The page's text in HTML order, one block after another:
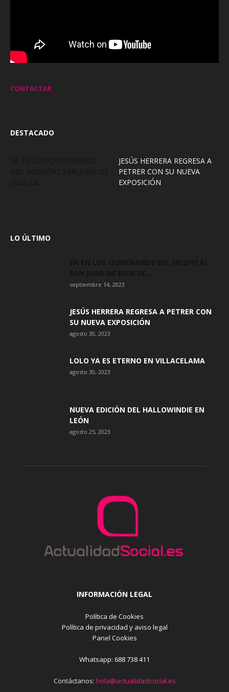
CONTACTAR
DESTACADO
JESÚS HERRERA REGRESA A
PETRER CON SU NUEVA
EXPOSICIÓN
LO ÚLTIMO
septiembre 14, 2023
JESÚS HERRERA REGRESA A PETRER CON
SU NUEVA EXPOSICIÓN
agosto 30, 2023
LOLO YA ES ETERNO EN VILLACELAMA
agosto 30, 2023
NUEVA EDICIÓN DEL HALLOWINDIE EN
LEÓN
agosto 25, 2023
INFORMACIÓN LEGAL
Política de Cookies
Política de privacidad y aviso legal
Panel Cookies
Whatsapp: 688 738 411
Contáctanos: hola@actualidadsocial.es